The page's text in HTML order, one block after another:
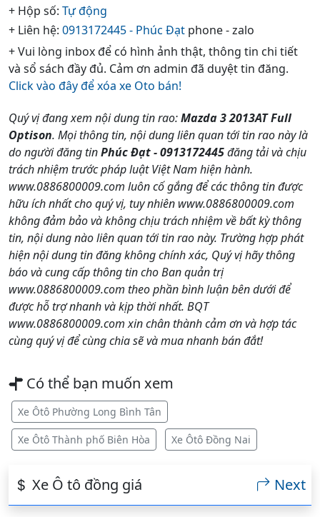
+ Hộp số: Tự động
+ Liên hệ: 0913172445 - Phúc Đạt phone - zalo
+ Vui lòng inbox để có hình ảnh thật, thông tin chi tiết
và sổ sách đầy đủ. Cảm ơn admin đã duyệt tin đăng.
Click vào đây để xóa xe Oto bán!
Quý vị đang xem nội dung tin rao:Mazda 3 2013AT Full
Optison. Mọi thông tin, nội dung liên quan tới tin rao này là
do người đăng tinPhúc Đạt - 0913172445đăng tải và chịu
trách nhiệm trước pháp luật Việt Nam hiện hành.
www.0886800009.com luôn cố gắng để các thông tin được
hữu ích nhất cho quý vị, tuy nhiên www.0886800009.com
không đảm bảo và không chịu trách nhiệm về bất kỳ thông
tin, nội dung nào liên quan tới tin rao này. Trường hợp phát
hiện nội dung tin đăng không chính xác, Quý vị hãy thông
báo và cung cấp thông tin cho Ban quản trị
www.0886800009.com theo phần bình luận bên dưới để
được hỗ trợ nhanh và kịp thời nhất. BQT
www.0886800009.com xin chân thành cảm ơn và hợp tác
cùng quý vị để cùng chia sẽ và mua nhanh bán đắt!
Có thể bạn muốn xem
Xe Ôtô Phường Long Bình Tân
Xe Ôtô Thành phố Biên Hòa Xe Ôtô Đồng Nai
Xe Ô tô đồng giá Next